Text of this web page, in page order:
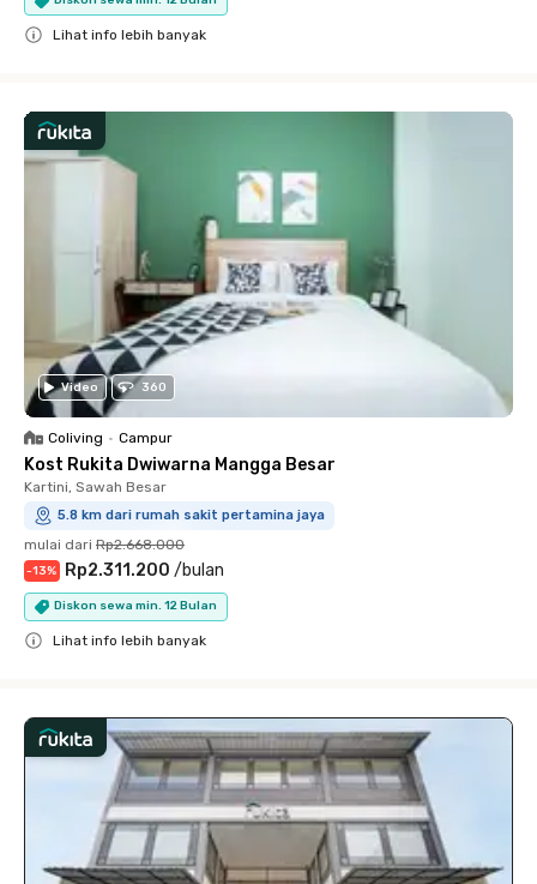
Lihat info lebih banyak
Video 360
Coliving • Campur
Kost Rukita Dwiwarna Mangga Besar
Kartini, Sawah Besar
5.8 km dari rumah sakit pertamina jaya
mulai dari Rp2.668.000
-13% Rp2.311.200 /bulan
Diskon sewa min. 12 Bulan
Lihat info lebih banyak